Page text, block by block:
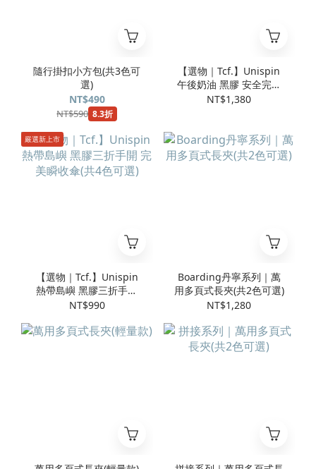
隨行掛扣小方包(共3色可
選)
NT$490
NT$590 8.3折
【選物｜Tcf.】Unispin
午後奶油 黑膠 安全完美
瞬收傘(共4色可選)
NT$1,380
嚴選新上市
【選物｜Tcf.】Unispin
熱帶島嶼 黑膠三折手開
完美瞬收傘(共4色可選)
NT$990
Boarding丹寧系列｜萬
用多頁式長夾(共2色可選)
NT$1,280